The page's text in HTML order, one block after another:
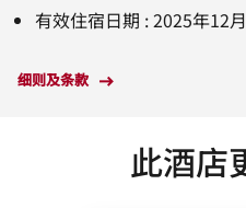
有效住宿日期 :2025年12
细则及条款
此酒店